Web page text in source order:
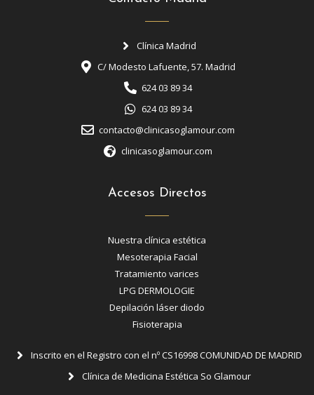
Clínica Madrid
C/ Modesto Lafuente, 57. Madrid
624 03 89 34
624 03 89 34
contacto@clinicasoglamour.com
clinicasoglamour.com
Accesos Directos
Nuestra clínica estética
Mesoterapia Facial
Tratamiento varices
LPG DERMOLOGIE
Depilación láser diodo
Fisioterapia
Inscrito en el Registro con el nº CS16998 COMUNIDAD DE MADRID
Clínica de Medicina Estética So Glamour